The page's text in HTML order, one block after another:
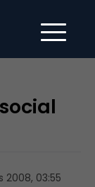
2008, 03:55